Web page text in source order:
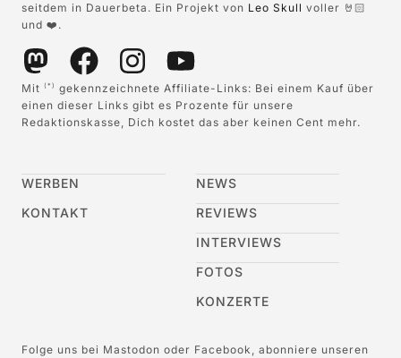
seitdem in Dauerbeta. Ein Projekt von Leo Skull voller 🤘🏻
und ❤️.
Mit (*)
gekennzeichnete Affiliate-Links: Bei einem Kauf über
einen dieser Links gibt es Prozente für unsere
Redaktionskasse, Dich kostet das aber keinen Cent mehr.
WERBEN
KONTAKT
NEWS
REVIEWS
INTERVIEWS
FOTOS
KONZERTE
Folge uns bei Mastodon oder Facebook, abonniere unseren